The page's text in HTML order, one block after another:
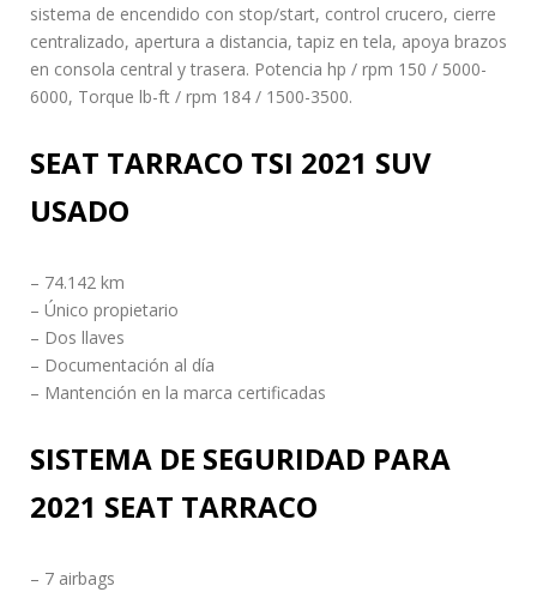
sistema de encendido con stop/start, control crucero, cierre
centralizado, apertura a distancia, tapiz en tela, apoya brazos
en consola central y trasera. Potencia hp / rpm 150 / 5000-
6000, Torque lb-ft / rpm 184 / 1500-3500.
SEAT TARRACO TSI 2021 SUV
USADO
– 74.142 km
– Único propietario
– Dos llaves
– Documentación al día
– Mantención en la marca certificadas
SISTEMA DE SEGURIDAD PARA
2021 SEAT TARRACO
– 7 airbags